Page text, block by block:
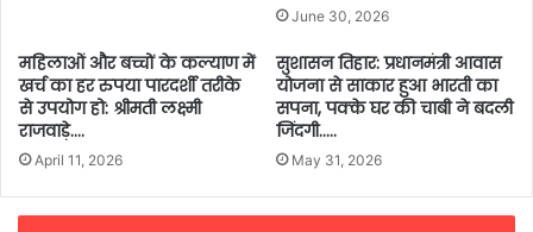
June 30, 2026
महिलाओं और बच्चों के कल्याण में
खर्च का हर रुपया पारदर्शी तरीके
से उपयोग हो: श्रीमती लक्ष्मी
राजवाड़े….
April 11, 2026
सुशासन तिहार: प्रधानमंत्री आवास
योजना से साकार हुआ भारती का
सपना, पक्के घर की चाबी ने बदली
जिंदगी…..
May 31, 2026